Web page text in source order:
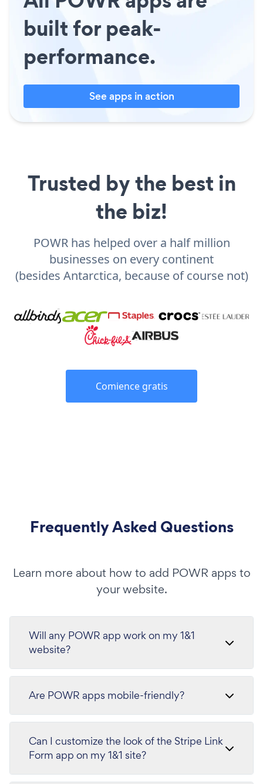
built for peak-
performance.
See apps in action
Trusted by the best in
the biz!
POWR has helped over a half million
businesses on every continent
(besides Antarctica, because of course not)
Comience gratis
Frequently Asked Questions
Learn more about how to add POWR apps to
your website.
Will any POWR app work on my 1&1
website?
Are POWR apps mobile-friendly?
Can I customize the look of the Stripe Link
Form app on my 1&1 site?